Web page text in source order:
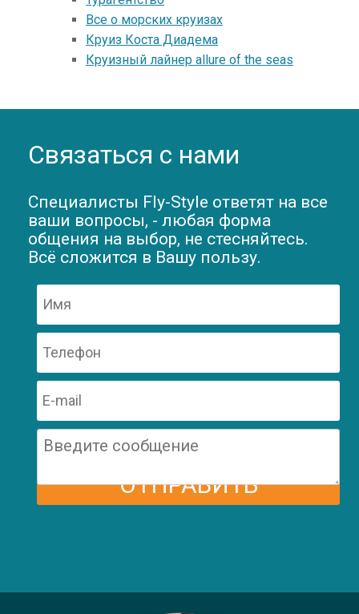
Все о морских круизах
Круиз Коста Диадема
Круизный лайнер allure of the seas
Связаться с нами
Специалисты Fly-Style ответят на все
ваши вопросы, - любая форма
общения на выбор, не стесняйтесь.
Всё сложится в Вашу пользу.